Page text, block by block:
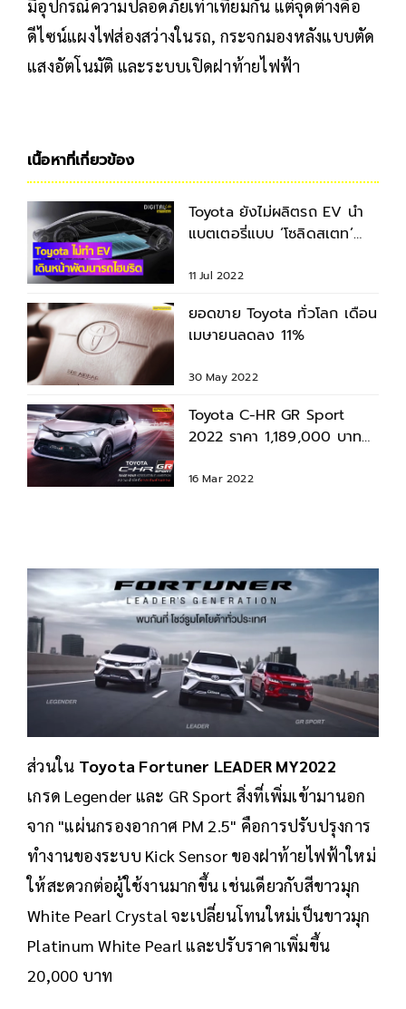
มีอุปกรณ์ความปลอดภัยเท่าเทียมกัน แต่จุดต่างคือ
ดีไซน์แผงไฟส่องสว่างในรถ, กระจกมองหลังแบบตัด
แสงอัตโนมัติ และระบบเปิดฝาท้ายไฟฟ้า
เนื้อหาที่เกี่ยวข้อง
Toyota ยังไม่ผลิตรถ EV นำ
แบตเตอรี่แบบ ‘โซลิดสเตท’
11 Jul 2022
ยอดขาย Toyota ทั่วโลก เดือน
เมษายนลดลง 11%
30 May 2022
Toyota C-HR GR Sport
2022 ราคา 1,189,000 บาท
คัน
16 Mar 2022
ส่วนใน Toyota Fortuner LEADER MY2022
เกรด Legender และ GR Sport สิ่งที่เพิ่มเข้ามานอก
จาก "แผ่นกรองอากาศ PM 2.5" คือการปรับปรุงการ
ทำงานของระบบ Kick Sensor ของฝาท้ายไฟฟ้าใหม่
ให้สะดวกต่อผู้ใช้งานมากขึ้น เช่นเดียวกับสีขาวมุก
White Pearl Crystal จะเปลี่ยนโทนใหม่เป็นขาวมุก
Platinum White Pearl และปรับราคาเพิ่มขึ้น
20,000 บาท